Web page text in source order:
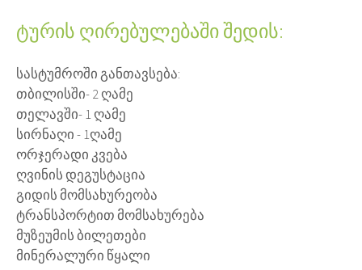
ტურის ღირებულებაში შედის:
სასტუმროში განთავსება:
თბილისში- 2 ღამე
თელავში- 1 ღამე
სირნაღი - 1ღამე
ორჯერადი კვება
ღვინის დეგუსტაცია
გიდის მომსახურეობა
ტრანსპორტით მომსახურება
მუზეუმის ბილეთები
მინერალური წყალი